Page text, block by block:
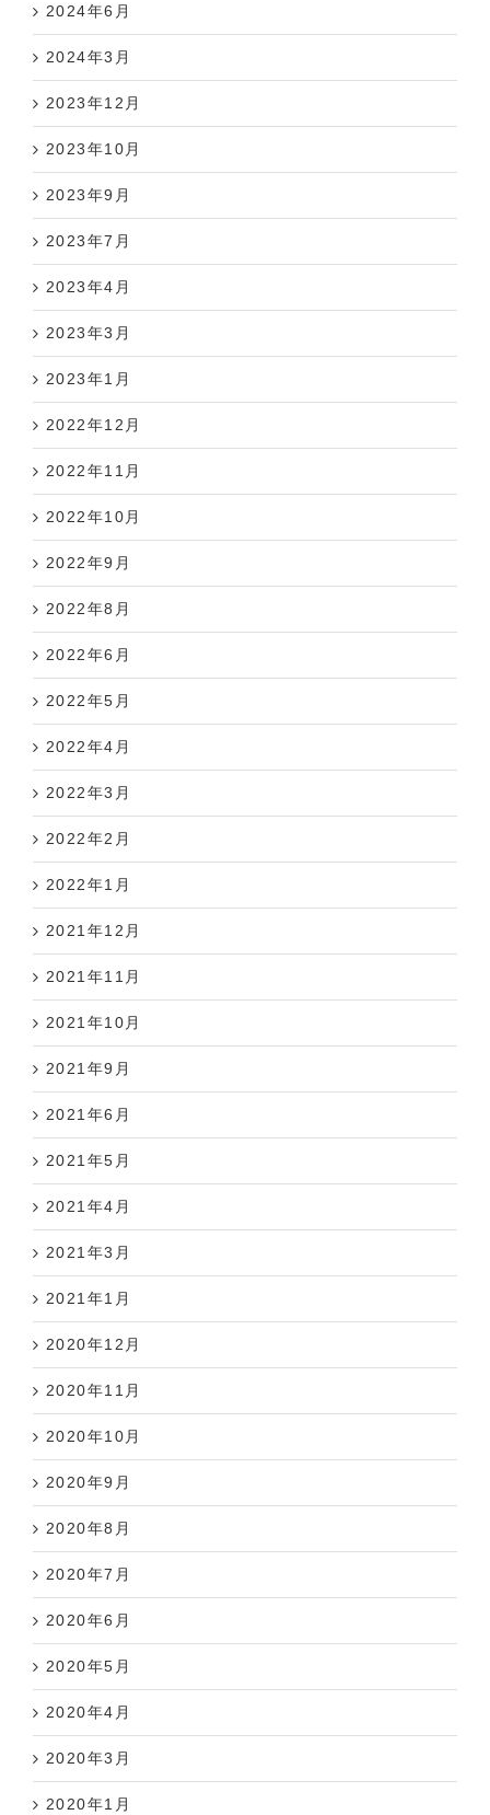
2024年6月
2024年3月
2023年12月
2023年10月
2023年9月
2023年7月
2023年4月
2023年3月
2023年1月
2022年12月
2022年11月
2022年10月
2022年9月
2022年8月
2022年6月
2022年5月
2022年4月
2022年3月
2022年2月
2022年1月
2021年12月
2021年11月
2021年10月
2021年9月
2021年6月
2021年5月
2021年4月
2021年3月
2021年1月
2020年12月
2020年11月
2020年10月
2020年9月
2020年8月
2020年7月
2020年6月
2020年5月
2020年4月
2020年3月
2020年1月